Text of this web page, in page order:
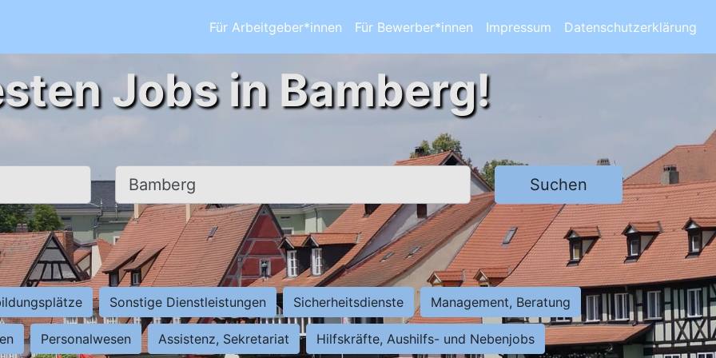
Für Arbeitgeber*innen Für Bewerber*innen Impressum Datenschutzerklärung
Jobs in Bamberg!
Ort, Stadt Suchen
Sonstige Dienstleistungen Sicherheitsdienste Management, Beratung
Personalwesen Assistenz, Sekretariat Hilfskräfte, Aushilfs- und Nebenjobs